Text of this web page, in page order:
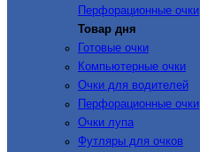
Перфорационные очки
Товар дня
Готовые очки
Компьютерные очки
Очки для водителей
Перфорационные очки
Очки лупа
Футляры для очков